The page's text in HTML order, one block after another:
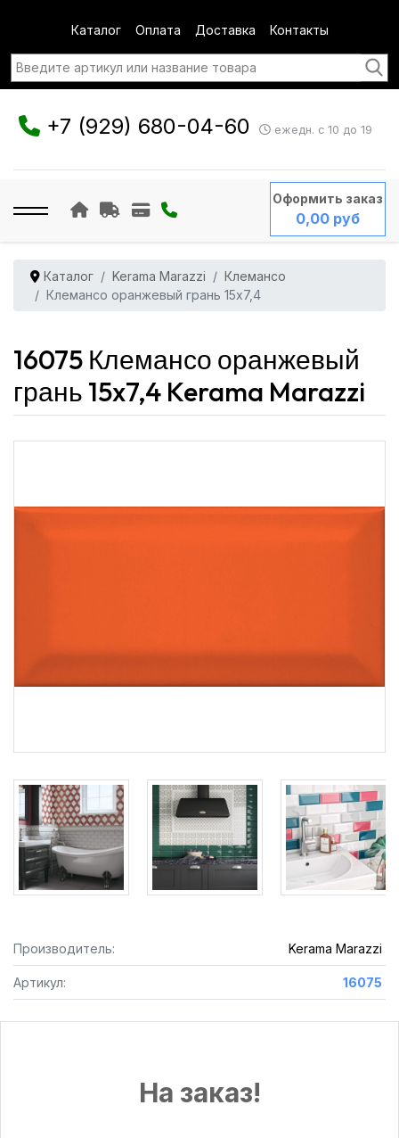
Каталог Оплата Доставка Контакты
+7 (929) 680-04-60 ежедн. с 10 до 19
Оформить заказ
0,00 руб
Каталог Kerama Marazzi
Клемансо
Клемансо оранжевый грань 15x7,4
16075 Клемансо оранжевый
грань 15x7,4 Kerama Marazzi
Производитель: Kerama Marazzi
Артикул: 16075
На заказ!